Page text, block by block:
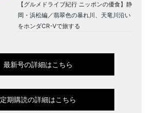
【グルメドライブ紀行 ニッポンの優食】静
岡・浜松編／翡翠色の暴れ川、天竜川沿い
をホンダCR-Vで旅する
最新号の詳細はこちら
定期購読の詳細はこちら